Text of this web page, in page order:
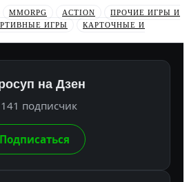
MMORPG ACTION
ПРОЧИЕ ИГРЫ И
ИГРЫ
КАРТОЧНЫЕ И
на Дзен
подписчик
Подписаться